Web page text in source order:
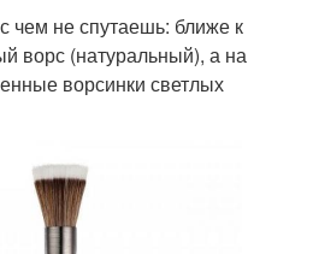
чем не спутаешь: ближе к
ворс (натуральный), а на
ворсинки светлых